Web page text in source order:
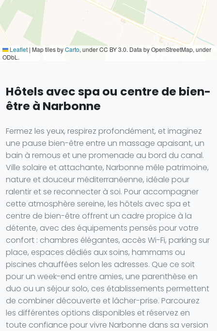
Leaflet | Map tiles byCarto, under CC BY 3.0. Data by OpenStreetMap, under
ODbL.
Hôtels avec spa ou centre de bien-
être à Narbonne
Fermez les yeux, respirez profondément, et imaginez
une pause bien-être entre un massage apaisant, un
bain à remous et une promenade au bord du canal.
Ville solaire et attachante, Narbonne mêle patrimoine,
nature et douceur méditerranéenne, idéale pour
ralentir et se reconnecter à soi. Pour accompagner
cette atmosphère sereine, les hôtels avec spa et
centre de bien-être offrent un cadre propice à la
détente, avec des équipements pensés pour votre
confort : chambres élégantes, accès Wi-Fi, parking sur
place, espaces dédiés aux soins, hammams ou
piscines chauffées selon les adresses. Que ce soit
pour un week-end entre amies, une parenthèse en
duo ou un séjour solo, ces établissements permettent
de combiner découverte et lâcher-prise. Parcourez
les différentes options disponibles et réservez en
toute confiance pour vivre Narbonne dans sa version